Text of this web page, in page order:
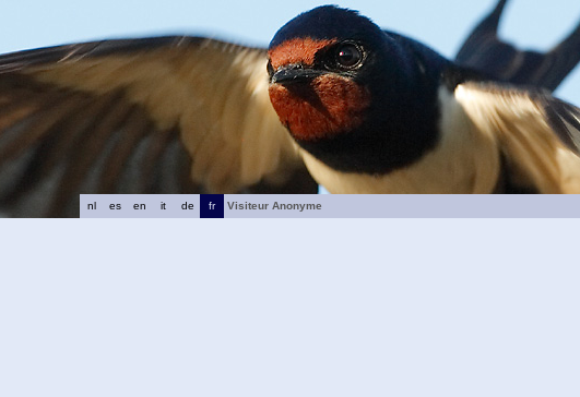
fr
de
it
en
es
nl
Visiteur Anonyme